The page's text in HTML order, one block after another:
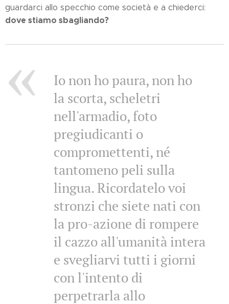
guardarci allo specchio come società e a chiederci:
dove stiamo sbagliando?
Io non ho paura, non ho
la scorta, scheletri
nell'armadio, foto
pregiudicanti o
compromettenti, né
tantomeno peli sulla
lingua. Ricordatelo voi
stronzi che siete nati con
la pro-azione di rompere
il cazzo all'umanità intera
e svegliarvi tutti i giorni
con l'intento di
perpetrarla allo